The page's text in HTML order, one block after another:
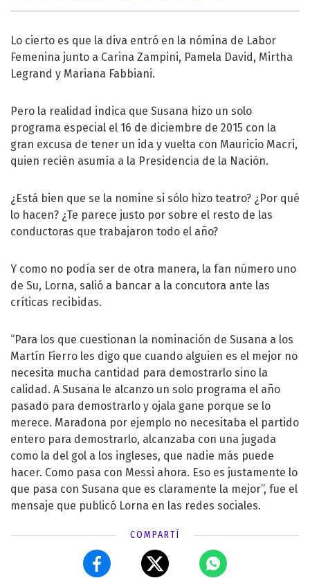
Lo cierto es que la diva entró en la nómina de Labor
Femenina junto a Carina Zampini, Pamela David, Mirtha
Legrand y Mariana Fabbiani.
Pero la realidad indica que Susana hizo un solo
programa especial el 16 de diciembre de 2015 con la
gran excusa de tener un ida y vuelta con Mauricio Macri,
quien recién asumía a la Presidencia de la Nación.
¿Está bien que se la nomine si sólo hizo teatro? ¿Por qué
lo hacen? ¿Te parece justo por sobre el resto de las
conductoras que trabajaron todo el año?
Y como no podía ser de otra manera, la fan número uno
de Su, Lorna, salió a bancar a la concutora ante las
críticas recibidas.
“Para los que cuestionan la nominación de Susana a los
Martín Fierro les digo que cuando alguien es el mejor no
necesita mucha cantidad para demostrarlo sino la
calidad. A Susana le alcanzo un solo programa el año
pasado para demostrarlo y ojala gane porque se lo
merece. Maradona por ejemplo no necesitaba el partido
entero para demostrarlo, alcanzaba con una jugada
como la del gol a los ingleses, que nadie más puede
hacer. Como pasa con Messi ahora. Eso es justamente lo
que pasa con Susana que es claramente la mejor”, fue el
mensaje que publicó Lorna en las redes sociales.
COMPARTÍ